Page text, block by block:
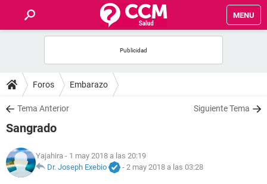
MENU
FOROS
SALUD
FAMILIA
NUTRICIÓN
Foros Embarazo
Tema Anterior Siguiente Tema
Sangrado
Yajahira - 1 may 2018 a las 20:19
Dr. Joseph Exebio
- 2 may 2018 a las 03:28